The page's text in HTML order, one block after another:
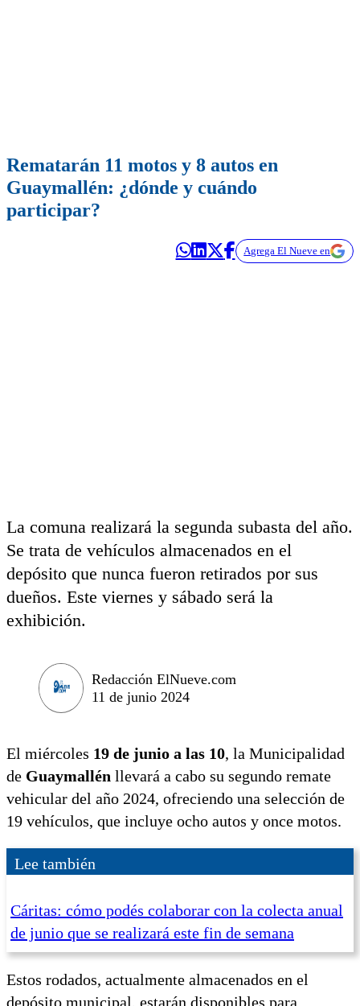
Rematarán 11 motos y 8 autos en
Guaymallén: ¿dónde y cuándo
participar?
Agrega El Nueve en
La comuna realizará la segunda subasta del año.
Se trata de vehículos almacenados en el
depósito que nunca fueron retirados por sus
dueños. Este viernes y sábado será la
exhibición.
Redacción ElNueve.com
11 de junio 2024
El miércoles 19 de junio a las 10, la Municipalidad
de Guaymallén llevará a cabo su segundo remate
vehicular del año 2024, ofreciendo una selección de
19 vehículos, que incluye ocho autos y once motos.
Lee también
Cáritas: cómo podés colaborar con la colecta anual
de junio que se realizará este fin de semana
Estos rodados, actualmente almacenados en el
depósito municipal, estarán disponibles para